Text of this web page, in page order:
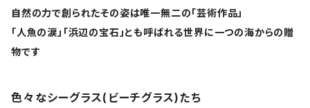
自然の力で創られたその姿は唯一無二の「芸術作品」
「人魚の涙」「浜辺の宝石」とも呼ばれる世界に一つの海からの贈
物です
色々なシーグラス(ビーチグラス)たち